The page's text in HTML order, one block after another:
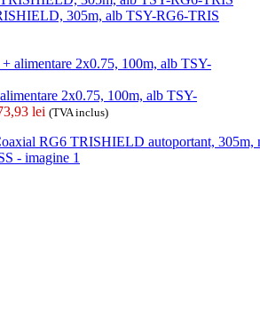
305m, alb TSY-RG6-TRIS
2x0.75, 100m, alb TSY-
lei (TVA inclus)